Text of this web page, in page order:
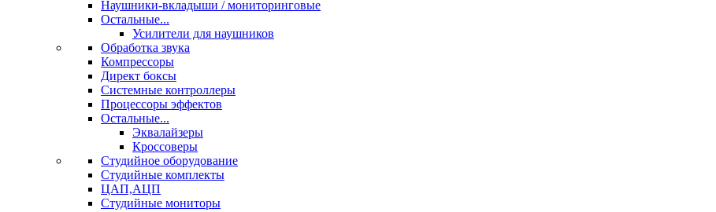
Наушники-вкладыши / мониторинговые
Остальные...
Усилители для наушников
Обработка звука
Компрессоры
Директ боксы
Системные контроллеры
Процессоры эффектов
Остальные...
Эквалайзеры
Кроссоверы
Студийное оборудование
Студийные комплекты
ЦАП,АЦП
Студийные мониторы